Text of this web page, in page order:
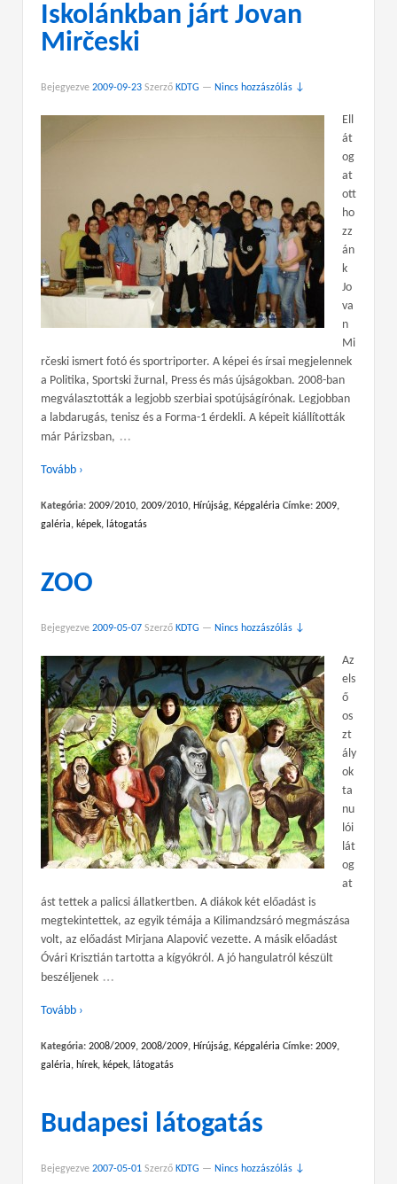
Iskolánkban járt Jovan
Mirčeski
Bejegyezve 2009-09-23 Szerző KDTG — Nincs hozzászólás ↓
Ell
át
og
at
ott
ho
zz
án
k
Jo
va
n
Mi
rčeski ismert fotó és sportriporter. A képei és írsai megjelennek
a Politika, Sportski žurnal, Press és más újságokban. 2008-ban
megválasztották a legjobb szerbiai spotújságírónak. Legjobban
a labdarugás, tenisz és a Forma-1 érdekli. A képeit kiállították
már Párizsban, …
Tovább ›
Kategória: 2009/2010, 2009/2010, Hírújság, Képgaléria Címke: 2009,
galéria, képek, látogatás
ZOO
Bejegyezve 2009-05-07 Szerző KDTG — Nincs hozzászólás ↓
Az
els
ő
os
zt
ály
ok
ta
nu
lói
lát
og
at
ást tettek a palicsi állatkertben. A diákok két előadást is
megtekintettek, az egyik témája a Kilimandzsáró megmászása
volt, az előadást Mirjana Alapović vezette. A másik előadást
Óvári Krisztián tartotta a kígyókról. A jó hangulatról készült
beszéljenek …
Tovább ›
Kategória: 2008/2009, 2008/2009, Hírújság, Képgaléria Címke: 2009,
galéria, hírek, képek, látogatás
Budapesi látogatás
Bejegyezve 2007-05-01 Szerző KDTG — Nincs hozzászólás ↓